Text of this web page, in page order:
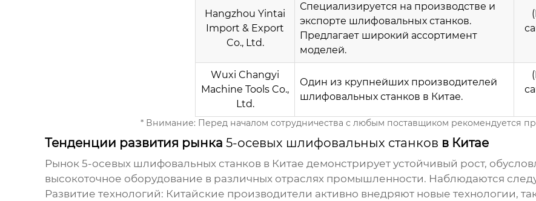
Hangzhou Yintai
Import & Export
Co., Ltd.
Специализируется на производстве и
экспорте шлифовальных станков.
Предлагает широкий ассортимент
моделей.
Wuxi Changyi
Machine Tools Co.,
Ltd.
Один из крупнейших производителей
шлифовальных станков в Китае.
* Внимание: Перед началом сотрудничества с любым поставщиком рекомендуется
Тенденции развития рынка 5-осевых шлифовальных станков в Китае
Рынок 5-осевых шлифовальных станковв Китае демонстрирует устойчивый рост,
высокоточное оборудование в различных отраслях промышленности. Наблюдаются
Развитие технологий: Китайские производители активно внедряют новые технологии,